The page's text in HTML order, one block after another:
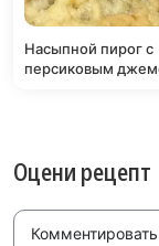
Насыпной пирог с
персиковым
Оцени рецепт